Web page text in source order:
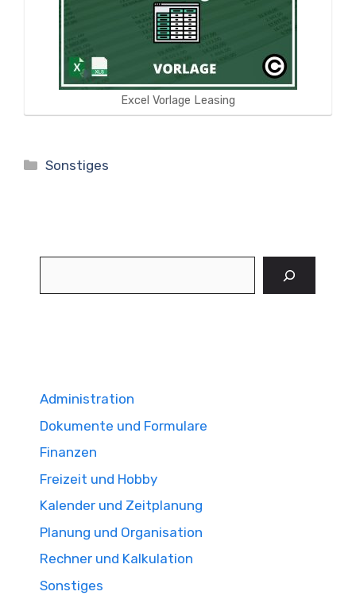
Excel Vorlage Leasing
Kategorien
Sonstiges
Administration
Dokumente und Formulare
Finanzen
Freizeit und Hobby
Kalender und Zeitplanung
Planung und Organisation
Rechner und Kalkulation
Sonstiges